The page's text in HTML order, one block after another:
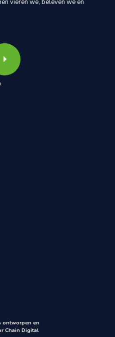
vieren we, beleven we en
ontworpen en
Chain Digital